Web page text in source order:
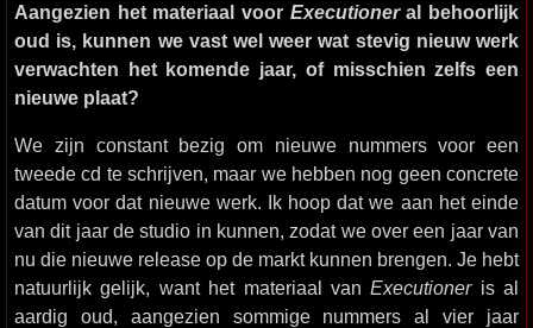
Aangezien het materiaal voor Executioneral behoorlijk
oud is, kunnen we vast wel weer wat stevig nieuw werk
verwachten het komende jaar, of misschien zelfs een
nieuwe plaat?
We zijn constant bezig om nieuwe nummers voor een
tweede cd te schrijven, maar we hebben nog geen concrete
datum voor dat nieuwe werk. Ik hoop dat we aan het einde
van dit jaar de studio in kunnen, zodat we over een jaar van
nu die nieuwe release op de markt kunnen brengen. Je hebt
natuurlijk gelijk, want het materiaal vanExecutioneris al
aardig oud, aangezien sommige nummers al vier jaar